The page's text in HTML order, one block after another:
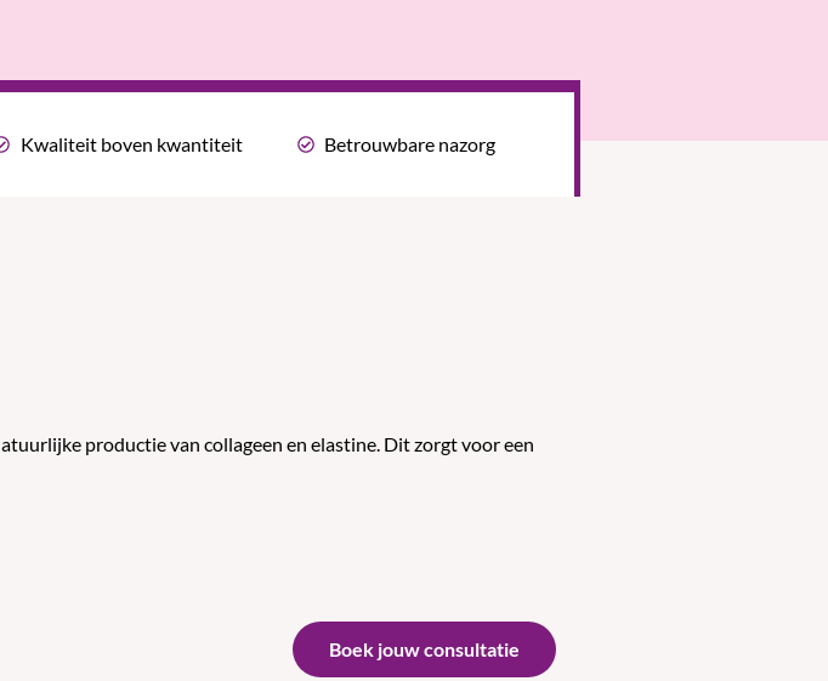
Kwaliteit boven kwantiteit Betrouwbare nazorg
productie van collageen en elastine. Dit zorgt voor een
Boek jouw consultatie